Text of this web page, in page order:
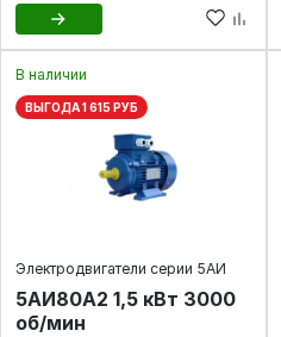
В наличии
ВЫГОДА 1 615 РУБ
Электродвигатели серии 5АИ
5АИ80А2 1,5 кВт 3000
об/мин